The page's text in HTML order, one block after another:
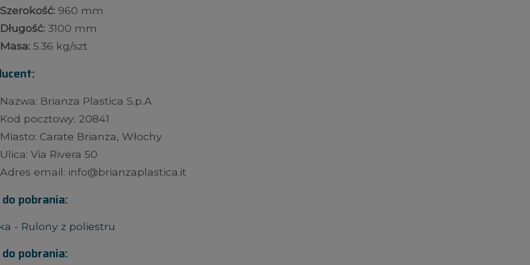
Szerokość: 960 mm
Długość:3100 mm
Masa:5.36 kg/szt
Nazwa: Brianza Plastica S.p.A.
Kod pocztowy: 20841
Miasto: Carate Brianza, Włochy
Ulica: Via Rivera 50
Adres email: info@brianzaplastica.it
pobrania:
- Rulony z poliestru
pobrania: